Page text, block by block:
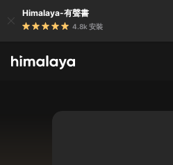
Himalaya-有聲書
4.8k 安裝